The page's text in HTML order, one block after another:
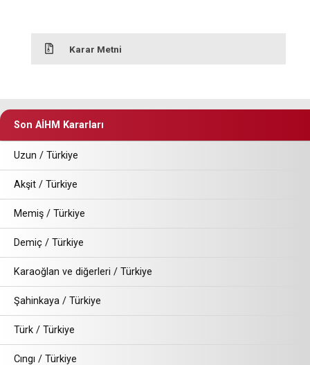
Karar Metni
Son AİHM Kararları
Uzun / Türkiye
Akşit / Türkiye
Memiş / Türkiye
Demiç / Türkiye
Karaoğlan ve diğerleri / Türkiye
Şahinkaya / Türkiye
Türk / Türkiye
Cıngı / Türkiye